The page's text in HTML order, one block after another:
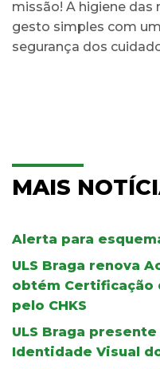
missão! A higiene das
gesto simples com
segurança dos
MAIS
Alerta para
ULS Braga renova
obtém Certificação
pelo CHKS
ULS Braga
Identidade Visual